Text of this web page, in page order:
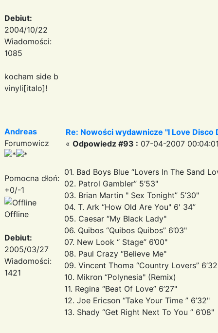
Debiut:
2004/10/22
Wiadomości:
1085
kocham side b
vinyli[italo]!
Andreas
Forumowicz
Pomocna dłoń:
+0/-1
Offline
Debiut:
2005/03/27
Wiadomości:
1421
Re: Nowości wydawnicze "I Love
« Odpowiedz #93 : 07-04-2007
01. Bad Boys Blue “Lovers In The Sand
02. Patrol Gambler” 5’53"
03. Brian Martin " Sex Tonight” 5’30"
04. T. Ark “How Old Are You" 6' 34”
05. Caesar “My Black Lady"
06. Quibos “Quibos Quibos” 6’03"
07. New Look “ Stage” 6’00"
08. Paul Crazy “Believe Me"
09. Vincent Thoma “Country Lovers”
10. Mikron “Polynesia" (Remix)
11. Regina “Beat Of Love” 6’27"
12. Joe Ericson “Take Your Time ” 6’32"
13. Shady “Get Right Next To You ”